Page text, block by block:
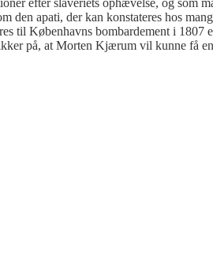
efter slaveriets ophævelse, og som
den apati, der kan konstateres hos
til Københavns bombardement i 1807
på, at Morten Kjærum vil kunne få